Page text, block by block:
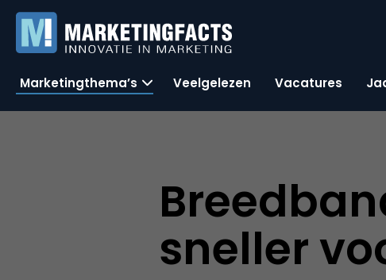
Marketingthema’s Veelgelezen Vacatures
sneller